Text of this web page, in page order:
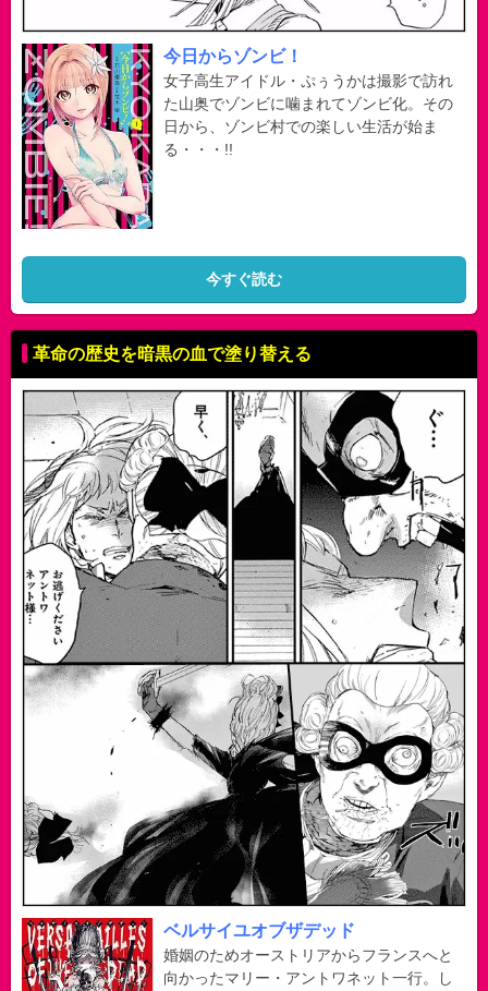
今日からゾンビ！
女子高生アイドル・ぷぅうかは撮影で訪れ
た山奥でゾンビに噛まれてゾンビ化。その
日から、ゾンビ村での楽しい生活が始ま
る・・・!!
今すぐ読む
革命の歴史を暗黒の血で塗り替える
ベルサイユオブザデッド
婚姻のためオーストリアからフランスへと
向かったマリー・アントワネット一行。し